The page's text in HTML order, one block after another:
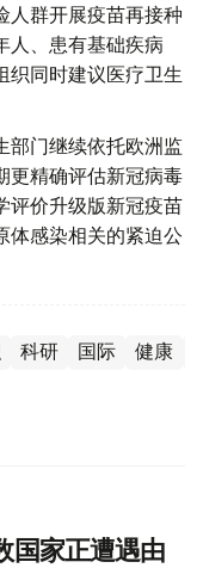
人群开展疫苗再接种
人、患有基础疾病
织同时建议医疗卫生
部门继续依托欧洲监
更精确评估新冠病毒
评价升级版新冠疫苗
体感染相关的紧迫公
科研 国际 健康
国家正遭遇由